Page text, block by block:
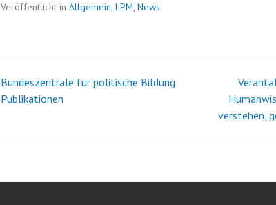
Veröffentlicht in Allgemein, LPM, News
Beitrags-
Bundeszentrale für politische Bildung:
Publikationen
verstehen,